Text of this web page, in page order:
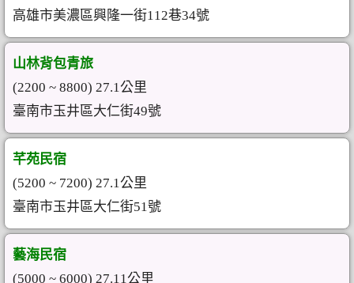
高雄市美濃區興隆一街112巷34號
山林背包青旅
(2200 ~ 8800) 27.1公里
臺南市玉井區大仁街49號
芊苑民宿
(5200 ~ 7200) 27.1公里
臺南市玉井區大仁街51號
藝海民宿
(5000 ~ 6000) 27.11公里